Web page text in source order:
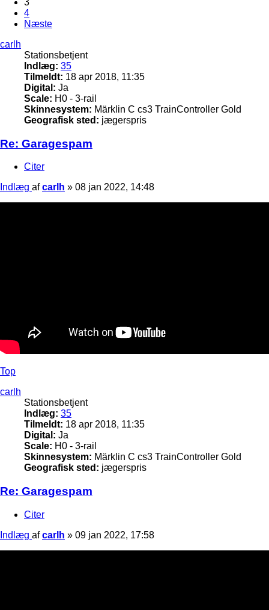
4
Næste
carlh
Stationsbetjent
Indlæg: 35
Tilmeldt: 18 apr 2018, 11:35
Digital: Ja
Scale: H0 - 3-rail
Skinnesystem: Märklin C cs3 TrainController Gold
Geografisk sted: jægerspris
Re: Garagespam
Citer
Indlæg afcarlh » 08 jan 2022, 14:48
Top
carlh
Stationsbetjent
Indlæg: 35
Tilmeldt: 18 apr 2018, 11:35
Digital: Ja
Scale: H0 - 3-rail
Skinnesystem: Märklin C cs3 TrainController Gold
Geografisk sted: jægerspris
Re: Garagespam
Citer
Indlæg afcarlh » 09 jan 2022, 17:58